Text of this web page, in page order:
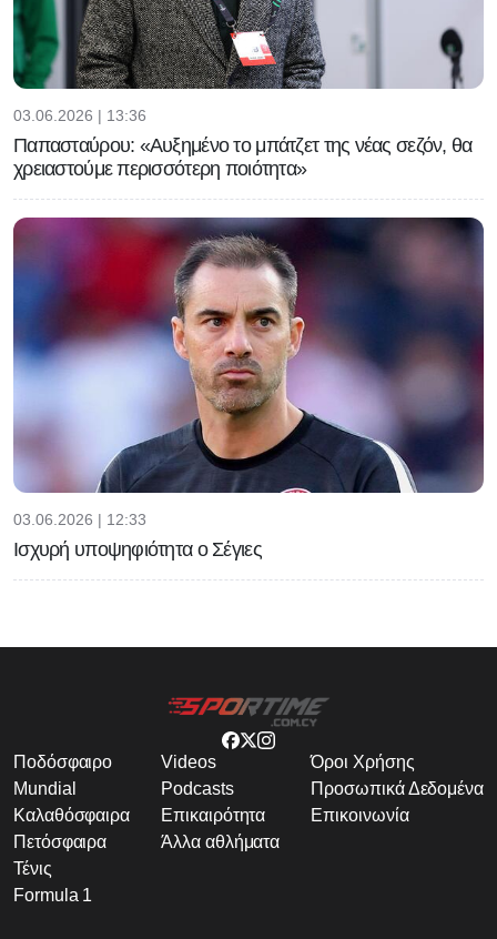
03.06.2026 | 13:36
Παπασταύρου: «Αυξημένο το μπάτζετ της νέας σεζόν, θα
χρειαστούμε περισσότερη ποιότητα»
03.06.2026 | 12:33
Ισχυρή υποψηφιότητα ο Σέγιες
Ποδόσφαιρο
Mundial
Καλαθόσφαιρα
Πετόσφαιρα
Τένις
Formula 1
Videos
Podcasts
Επικαιρότητα
Άλλα αθλήματα
Όροι Χρήσης
Προσωπικά Δεδομένα
Επικοινωνία